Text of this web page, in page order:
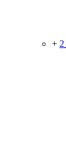
+ 2